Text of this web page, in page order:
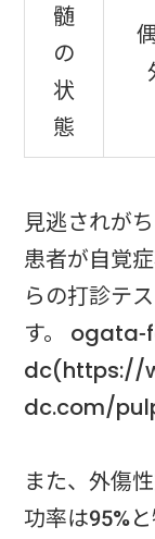
髄
の
状
態
見逃されが
患者が自覚
らの打診テ
す。
dc(https://
dc.com/
また、外傷
功率は95%